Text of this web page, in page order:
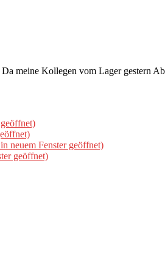
meine Kollegen vom Lager gestern
neuem Fenster geöffnet)
geöffnet)